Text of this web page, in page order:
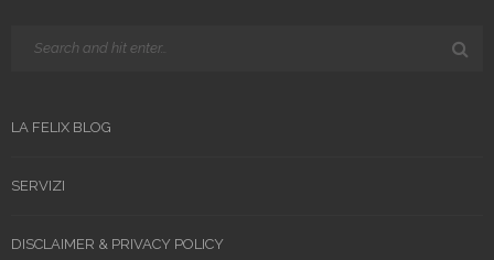
LA FELIX BLOG
SERVIZI
DISCLAIMER & PRIVACY POLICY